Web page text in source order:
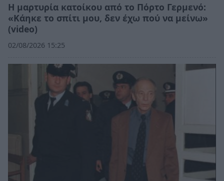
Η μαρτυρία κατοίκου από το Πόρτο Γερμενό:
«Κάηκε το σπίτι μου, δεν έχω πού να μείνω»
(video)
02/08/2026 15:25